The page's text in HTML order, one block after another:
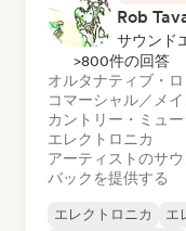
Rob
サウンド
>800件の回答
オルタナティブ・ロ
コマーシャル／メ
カントリー・ミュ
エレクトロニカ
アーティストのサ
バックを提供する
エレクトロニカ エ